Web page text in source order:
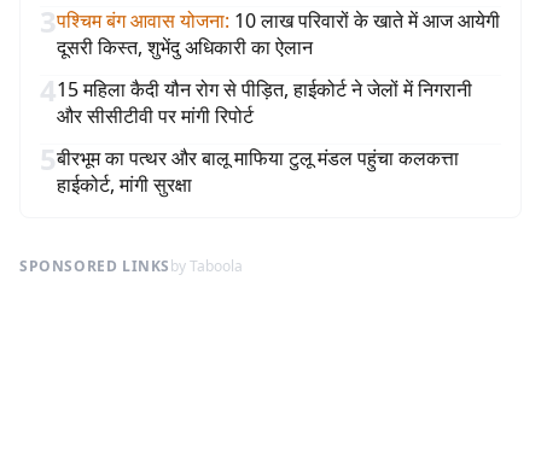
3पश्चिम बंग आवास योजना: 10 लाख परिवारों के खाते में आज आयेगी
दूसरी किस्त, शुभेंदु अधिकारी का ऐलान
415 महिला कैदी यौन रोग से पीड़ित, हाईकोर्ट ने जेलों में निगरानी
और सीसीटीवी पर मांगी रिपोर्ट
5बीरभूम का पत्थर और बालू माफिया टुलू मंडल पहुंचा कलकत्ता
हाईकोर्ट, मांगी सुरक्षा
SPONSORED LINKSby Taboola